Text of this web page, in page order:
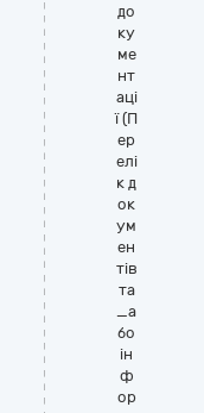
до
ку
ме
нт
аці
ї (П
ер
елі
к д
ок
ум
ен
тів
та
_а
бо
ін
ф
ор